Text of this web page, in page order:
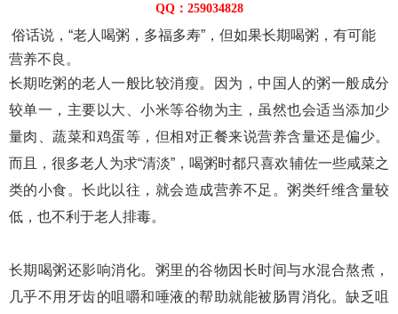
QQ：259034828
俗话说，“老人喝粥，多福多寿”，但如果长期喝粥，有可能
营养不良。
长期吃粥的老人一般比较消瘦。因为，中国人的粥一般成分
较单一，主要以大、小米等谷物为主，虽然也会适当添加少
量肉、蔬菜和鸡蛋等，但相对正餐来说营养含量还是偏少。
而且，很多老人为求“清淡”，喝粥时都只喜欢辅佐一些咸菜之
类的小食。长此以往，就会造成营养不足。粥类纤维含量较
低，也不利于老人排毒。
长期喝粥还影响消化。粥里的谷物因长时间与水混合熬煮，
几乎不用牙齿的咀嚼和唾液的帮助就能被肠胃消化。缺乏咀